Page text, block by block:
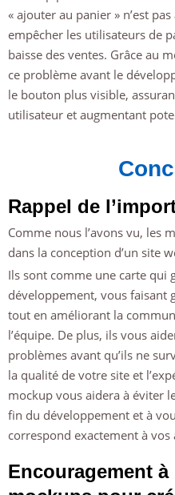
« ajouter au panier » n’est
empêcher les utilisateurs de
baisse des ventes. Grâce au
ce problème avant le
le bouton plus visible,
utilisateur et augmentant
Rappel de
Comme nous l’avons vu, les
dans la conception d’un site
Ils sont comme une carte qui
développement, vous faisant
tout en améliorant la
l’équipe. De plus, ils vous
problèmes avant qu’ils ne
la qualité de votre site et
mockup vous aidera à éviter
fin du développement et à
correspond exactement à vos
Encouragement